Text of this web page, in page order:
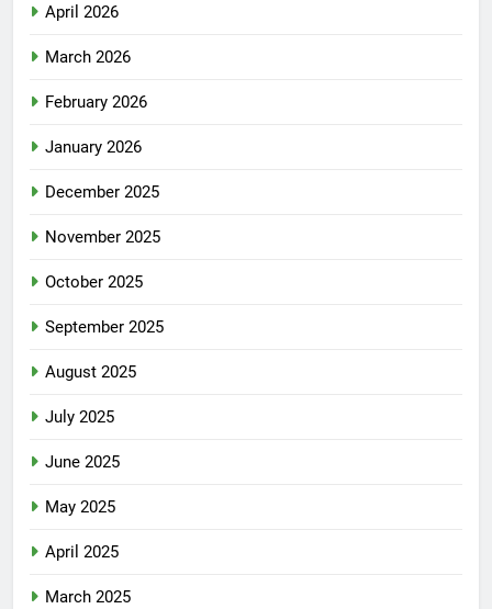
April 2026
March 2026
February 2026
January 2026
December 2025
November 2025
October 2025
September 2025
August 2025
July 2025
June 2025
May 2025
April 2025
March 2025